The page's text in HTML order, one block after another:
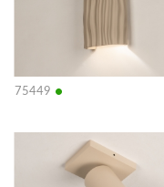
75449 •
Bekijk